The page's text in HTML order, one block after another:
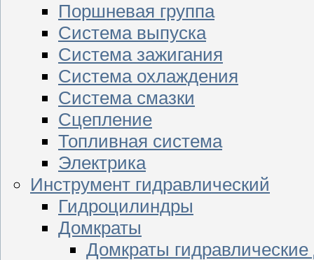
Поршневая группа
Система выпуска
Система зажигания
Система охлаждения
Система смазки
Сцепление
Топливная система
Электрика
Инструмент гидравлический
Гидроцилиндры
Домкраты
Домкраты